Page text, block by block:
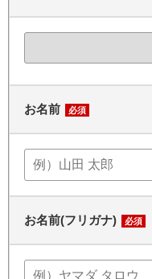
お名前 必須
お名前(フリガナ) 必須